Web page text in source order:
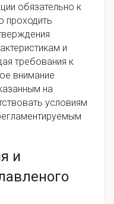
обязательно к
проходить
и
требования к
внимание
на
условиям
и